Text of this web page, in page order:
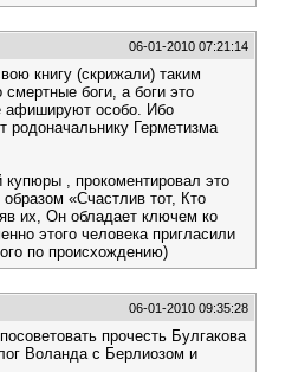
06-01-2010 07:21:14
книгу (скрижали) таким
боги, а боги это
афишируют особо. Ибо
родоначальнику Герметизма
, прокоментировал это
«Счастлив тот, Кто
их, Он обладает ключем ко
этого человека пригласили
по происхождению)
06-01-2010 09:35:28
прочесть Булгакова
Воланда с Берлиозом и